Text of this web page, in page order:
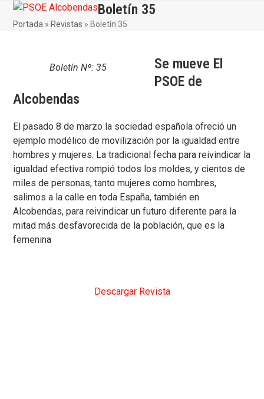
SkipOpen
mobile
Close
mobile
Boletín 35
Portada » Revistas » Boletín 35
Boletín Nº: 35
Se mueve El
PSOE de
Alcobendas
El pasado 8 de marzo la sociedad española ofreció un
ejemplo modélico de movilización por la igualdad entre
hombres y mujeres. La tradicional fecha para reivindicar la
igualdad efectiva rompió todos los moldes, y cientos de
miles de personas, tanto mujeres como hombres,
salimos a la calle en toda España, también en
Alcobendas, para reivindicar un futuro diferente para la
mitad más desfavorecida de la población, que es la
femenina
Descargar Revista